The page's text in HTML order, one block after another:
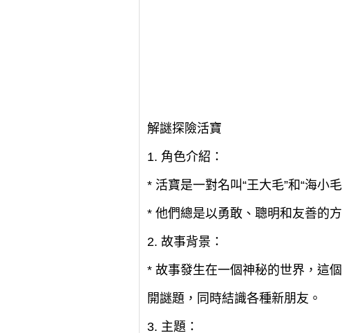
解謎探險活寶
1. 角色介紹：
* 活寶是一對名叫“王大毛”和“海小
* 他們總是以勇敢、聰明和友善的
2. 故事背景：
* 故事發生在一個神秘的世界，這
開謎題，同時結識各種新朋友。
3. 主題：